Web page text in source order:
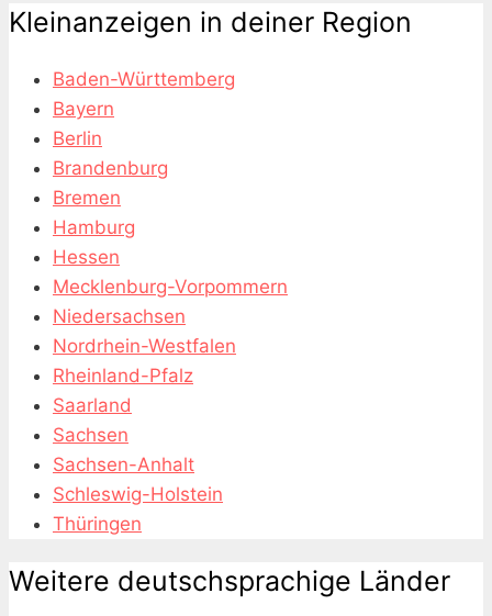
Kleinanzeigen in deiner Region
Baden-Württemberg
Bayern
Berlin
Brandenburg
Bremen
Hamburg
Hessen
Mecklenburg-Vorpommern
Niedersachsen
Nordrhein-Westfalen
Rheinland-Pfalz
Saarland
Sachsen
Sachsen-Anhalt
Schleswig-Holstein
Thüringen
Weitere deutschsprachige Länder